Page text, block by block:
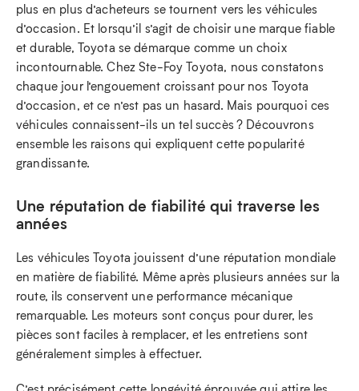
plus en plus d’acheteurs se tournent vers les véhicules
d’occasion. Et lorsqu’il s’agit de choisir une marque fiable
et durable, Toyota se démarque comme un choix
incontournable. Chez Ste-Foy Toyota, nous constatons
chaque jour l’engouement croissant pour nos Toyota
d’occasion, et ce n’est pas un hasard. Mais pourquoi ces
véhicules connaissent-ils un tel succès ? Découvrons
ensemble les raisons qui expliquent cette popularité
grandissante.
Une réputation de fiabilité qui traverse les
années
Les véhicules Toyota jouissent d’une réputation mondiale
en matière de fiabilité. Même après plusieurs années sur la
route, ils conservent une performance mécanique
remarquable. Les moteurs sont conçus pour durer, les
pièces sont faciles à remplacer, et les entretiens sont
généralement simples à effectuer.